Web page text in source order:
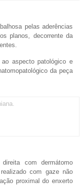
pelas aderências
planos, decorrente da
aspecto patológico e
da peça
com dermátomo
com gaze não
proximal do enxerto